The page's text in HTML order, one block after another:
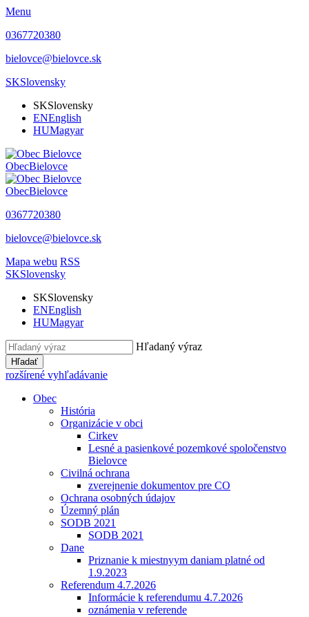
Menu
0367720380
bielovce@bielovce.sk
SKSlovensky
SKSlovensky
ENEnglish
HUMagyar
ObecBielovce
ObecBielovce
0367720380
bielovce@bielovce.sk
Mapa webu RSS
SKSlovensky
SKSlovensky
ENEnglish
HUMagyar
Hľadaný výraz
Hľadať
rozšírené vyhľadávanie
Obec
História
Organizácie v obci
Cirkev
Lesné a pasienkové pozemkové spoločenstvo
Bielovce
Civilná ochrana
zverejnenie dokumentov pre CO
Ochrana osobných údajov
Územný plán
SODB 2021
SODB 2021
Dane
Priznanie k miestnyym daniam platné od
1.9.2023
Referendum 4.7.2026
Informácie k referendumu 4.7.2026
oznámenia v referende